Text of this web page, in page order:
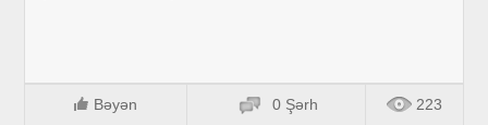
Bəyən 0 Şərh 223